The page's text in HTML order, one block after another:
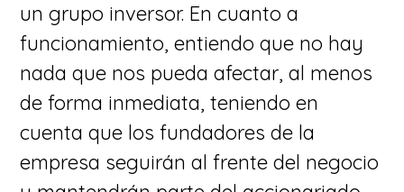
un grupo inversor. En cuanto a
funcionamiento, entiendo que no hay
nada que nos pueda afectar, al menos
de forma inmediata, teniendo en
cuenta que los fundadores de la
empresa seguirán al frente del negocio